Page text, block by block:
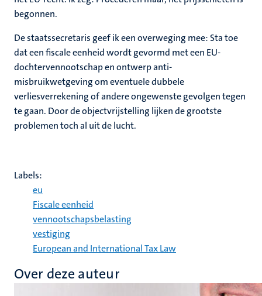
begonnen.
De staatssecretaris geef ik een overweging mee: Sta toe
dat een fiscale eenheid wordt gevormd met een EU-
dochtervennootschap en ontwerp anti-
misbruikwetgeving om eventuele dubbele
verliesverrekening of andere ongewenste gevolgen tegen
te gaan. Door de objectvrijstelling lijken de grootste
problemen toch al uit de lucht.
Labels:
eu
Fiscale eenheid
vennootschapsbelasting
vestiging
European and International Tax Law
Over deze auteur